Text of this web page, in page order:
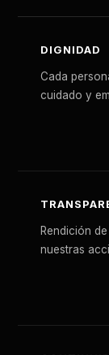
DIGNIDAD
Cada
cuidado y
Rendición
nuestras